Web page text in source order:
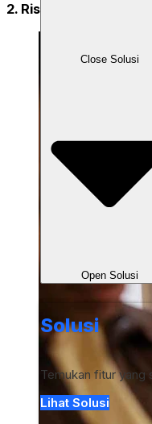
Close Solusi
Open Solusi
Solusi
Temukan fitur yang
Lihat Solusi
2. Riset kompetitor